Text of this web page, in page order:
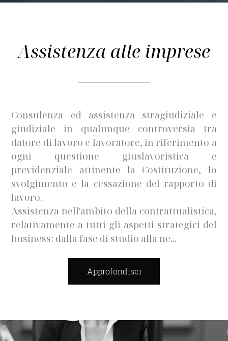
Assistenza alle imprese
Consulenza ed assistenza stragiudiziale e
giudiziale in qualunque controversia tra
datore di lavoro e lavoratore, in riferimento a
ogni questione giuslavoristica e
previdenziale attinente la Costituzione, lo
svolgimento e la cessazione del rapporto di
lavoro.
Assistenza nell'ambito della contrattualistica,
relativamente a tutti gli aspetti strategici del
business: dalla fase di studio alla ne...
Approfondisci